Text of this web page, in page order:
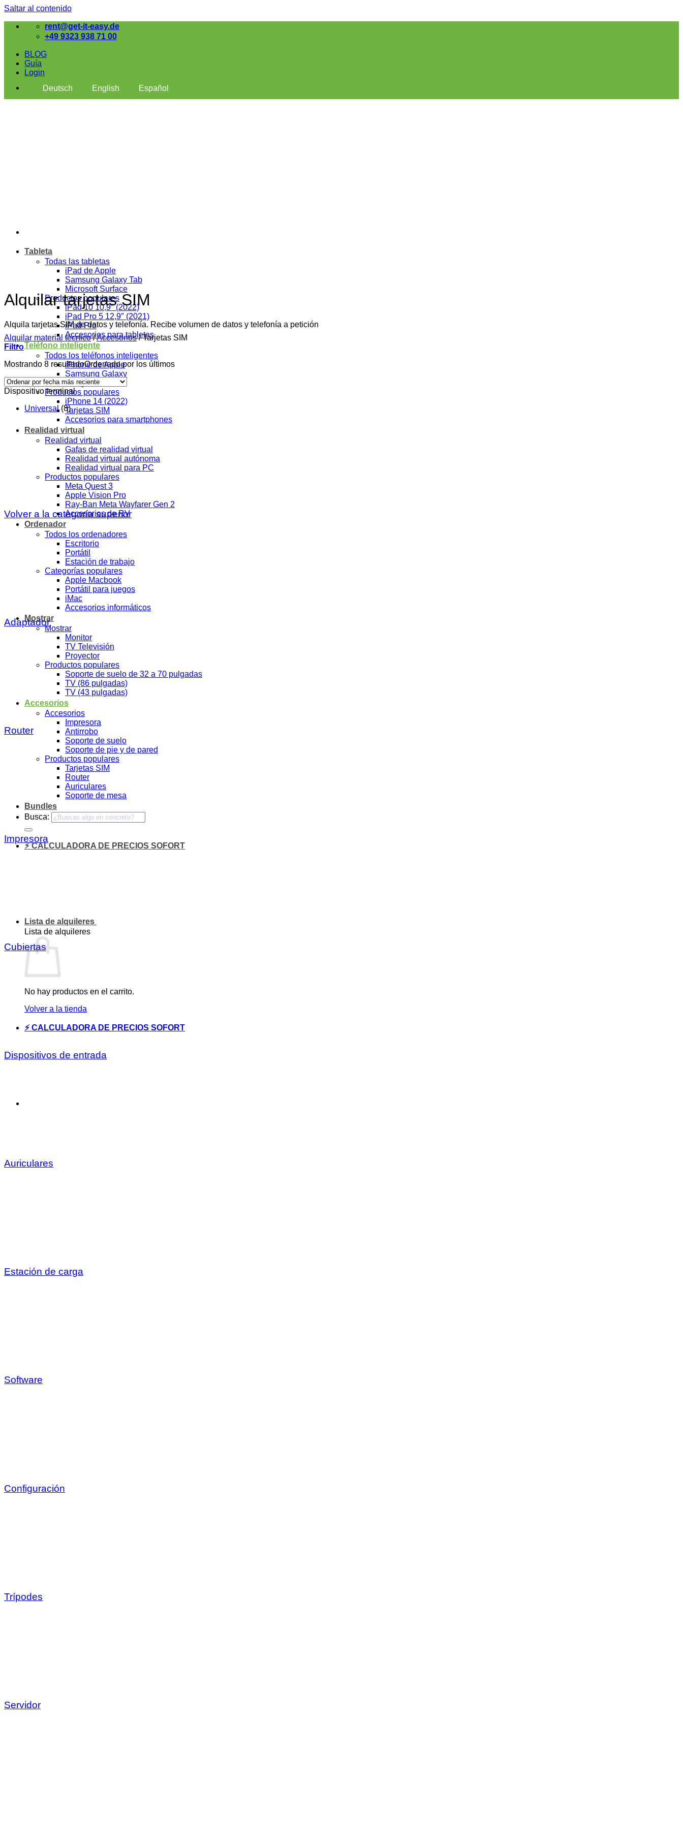
Saltar al contenido
rent@get-it-easy.de
+49 9323 938 71 00
BLOG
Guía
Login
Deutsch
English Español
Tableta
Todas las tabletas
iPad de Apple
Samsung Galaxy Tab
Microsoft Surface
Productos populares
iPad 10 10,9″ (2022)
iPad Pro 5 12,9″ (2021)
iPad Pro
Accesorios para tabletas
Teléfono inteligente
Todos los teléfonos inteligentes
iPhone de Apple
Samsung Galaxy
Google Pixel
Productos populares
iPhone 14 (2022)
Tarjetas SIM
Accesorios para smartphones
Realidad virtual
Realidad virtual
Gafas de realidad virtual
Realidad virtual autónoma
Realidad virtual para PC
Productos populares
Meta Quest 3
Apple Vision Pro
Ray-Ban Meta Wayfarer Gen 2
Accesorios de RV
Ordenador
Todos los ordenadores
Escritorio
Portátil
Estación de trabajo
Categorías populares
Apple Macbook
Portátil para juegos
iMac
Accesorios informáticos
Mostrar
Mostrar
Monitor
TV Televisión
Proyector
Productos populares
Soporte de suelo de 32 a 70 pulgadas
TV (86 pulgadas)
TV (43 pulgadas)
Accesorios
Accesorios
Impresora
Antirrobo
Soporte de suelo
Soporte de pie y de pared
Productos populares
Tarjetas SIM
Router
Auriculares
Soporte de mesa
Bundles
Busca:
⚡ CALCULADORA DE PRECIOS SOFORT
Lista de alquileres
Lista de alquileres
No hay productos en el carrito.
Volver a la tienda
⚡ CALCULADORA DE PRECIOS SOFORT
Alquilar tarjetas SIM
Alquila tarjetas SIM de datos y telefonía. Recibe volumen de datos y telefonía a petición
Alquilar material técnico /Accesorios /Tarjetas SIM
Filtro
Mostrando 8 resultadoOrdenado por los últimos
Dispositivo terminal
Universal (8)
Volver a la categoría superior
Adaptador
Router
Impresora
Cubiertas
Dispositivos de entrada
Auriculares
Estación de carga
Software
Configuración
Trípodes
Servidor